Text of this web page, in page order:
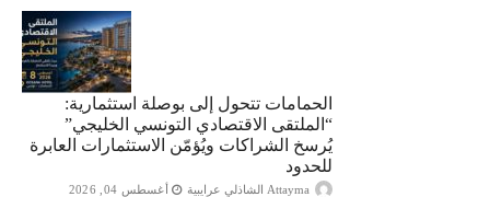
الحمامات تتحول إلى بوصلة استثمارية:
“الملتقى الاقتصادي التونسي الخليجي”
يُرسخ الشراكات ويُؤمّن الاستثمارات العابرة
للحدود
Attayma الشاذلي عرايبية أغسطس 04, 2026